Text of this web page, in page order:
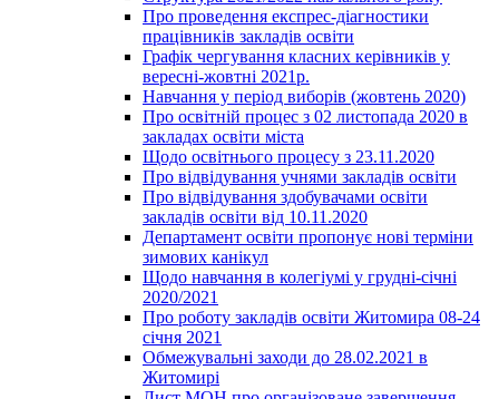
Про проведення експрес-діагностики
працівників закладів освіти
Графік чергування класних керівників у
вересні-жовтні 2021р.
Навчання у період виборів (жовтень 2020)
Про освітній процес з 02 листопада 2020 в
закладах освіти міста
Щодо освітнього процесу з 23.11.2020
Про відвідування учнями закладів освіти
Про відвідування здобувачами освіти
закладів освіти від 10.11.2020
Департамент освіти пропонує нові терміни
зимових канікул
Щодо навчання в колегіумі у грудні-січні
2020/2021
Про роботу закладів освіти Житомира 08-24
січня 2021
Обмежувальні заходи до 28.02.2021 в
Житомирі